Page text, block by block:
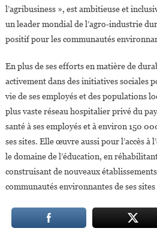
l’agribusiness », est ambitieuse et
un leader mondial de l’agro-industrie
positif pour les communautés
En plus de ses efforts en matière de
activement dans des initiatives sociales
vie de ses employés et des populations
plus vaste réseau hospitalier privé du
santé à ses employés et à environ 150
ses sites. Elle œuvre aussi pour l’accès à
le domaine de l’éducation, en
construisant de nouveaux
communautés environnantes de ses